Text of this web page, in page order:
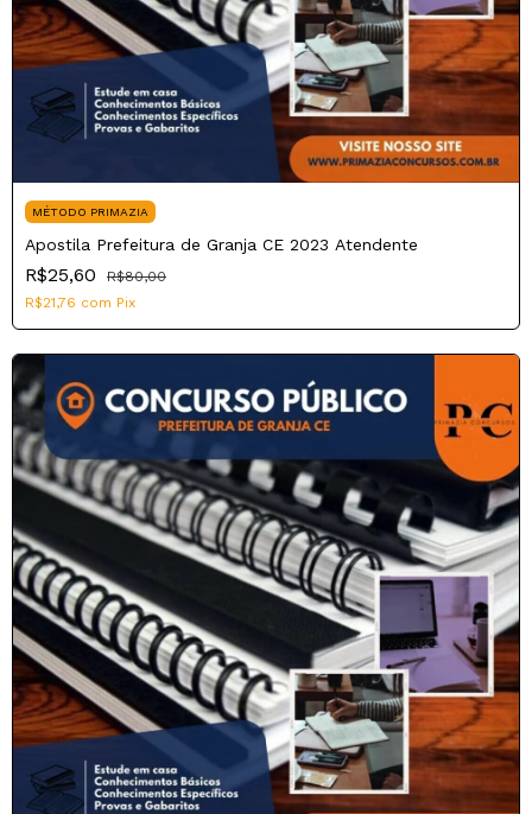
MÉTODO PRIMAZIA
Apostila Prefeitura de Granja CE 2023 Atendente
R$25,60
R$80,00
R$21,76 com Pix